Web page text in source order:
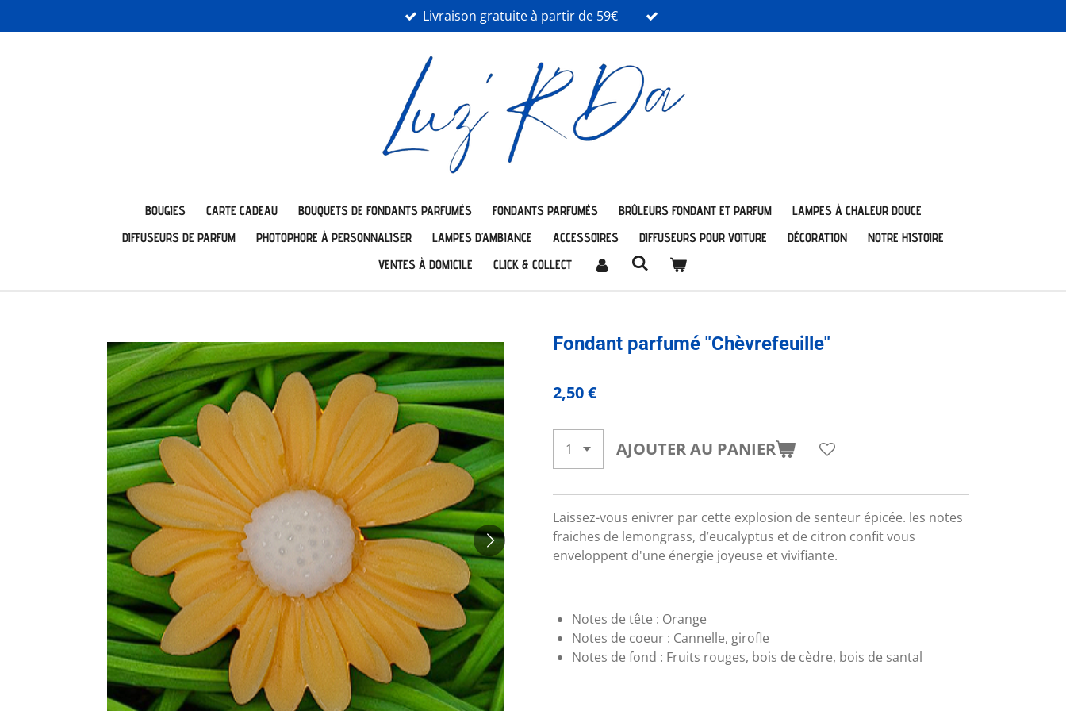
au
Livraison gratuite à partir de 59€
BOUGIES CARTE CADEAU BOUQUETS DE FONDANTS PARFUMÉS FONDANTS PARFUMÉS BRÛLEURS FONDANT ET PARFUM
LAMPES À CHALEUR DOUCE
DIFFUSEURS DE PARFUM
PHOTOPHORE À PERSONNALISER LAMPES D'AMBIANCE ACCESSOIRES DIFFUSEURS POUR VOITURE DÉCORATION
NOTRE HISTOIRE
VENTES À DOMICILE
CLICK & COLLECT
Fondant parfumé "Chèvrefeuille"
2,50 €
AJOUTER AU PANIER
Laissez-vous enivrer par cette explosion de senteur épicée. les notes
fraiches de lemongrass, d’eucalyptus et de citron confit vous
enveloppent d'une énergie joyeuse et vivifiante.
Notes de tête : Orange
Notes de coeur : Cannelle, girofle
Notes de fond : Fruits rouges, bois de cèdre, bois de santal